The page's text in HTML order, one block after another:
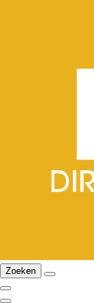
Zoeken